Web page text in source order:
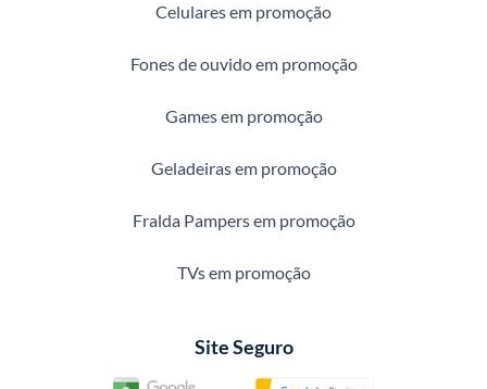
Celulares em promoção
Fones de ouvido em promoção
Games em promoção
Geladeiras em promoção
Fralda Pampers em promoção
TVs em promoção
Site Seguro